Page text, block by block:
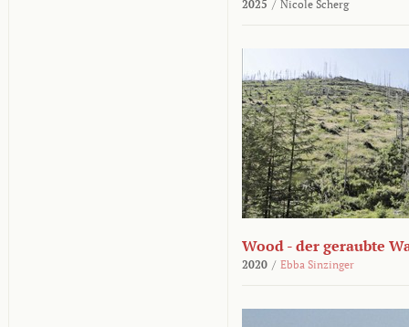
2025 / Nicole Scherg
Wood - der geraubte
2020 / Ebba Sinzinger